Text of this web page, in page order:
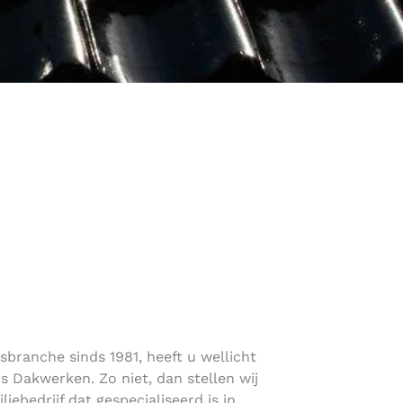
sinds 1981, heeft u wellicht
Dakwerken. Zo niet, dan stellen wij